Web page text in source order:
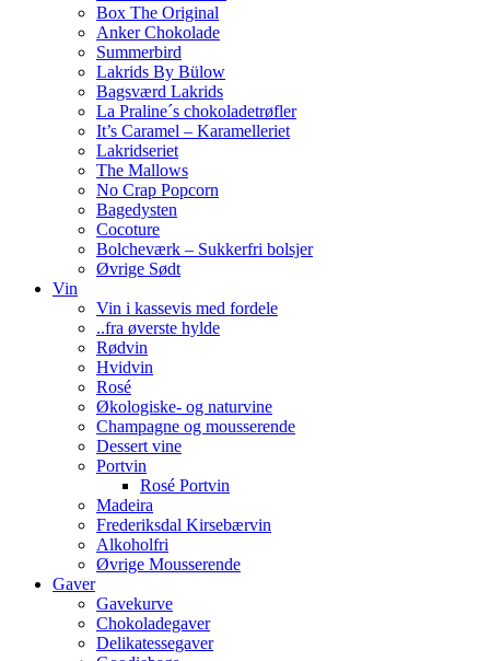
Box The Original
Anker Chokolade
Summerbird
Lakrids By Bülow
Bagsværd Lakrids
La Praline´s chokoladetrøfler
It’s Caramel – Karamelleriet
Lakridseriet
The Mallows
No Crap Popcorn
Bagedysten
Cocoture
Bolcheværk – Sukkerfri bolsjer
Øvrige Sødt
Vin
Vin i kassevis med fordele
..fra øverste hylde
Rødvin
Hvidvin
Rosé
Økologiske- og naturvine
Champagne og mousserende
Dessert vine
Portvin
Rosé Portvin
Madeira
Frederiksdal Kirsebærvin
Alkoholfri
Øvrige Mousserende
Gaver
Gavekurve
Chokoladegaver
Delikatessegaver